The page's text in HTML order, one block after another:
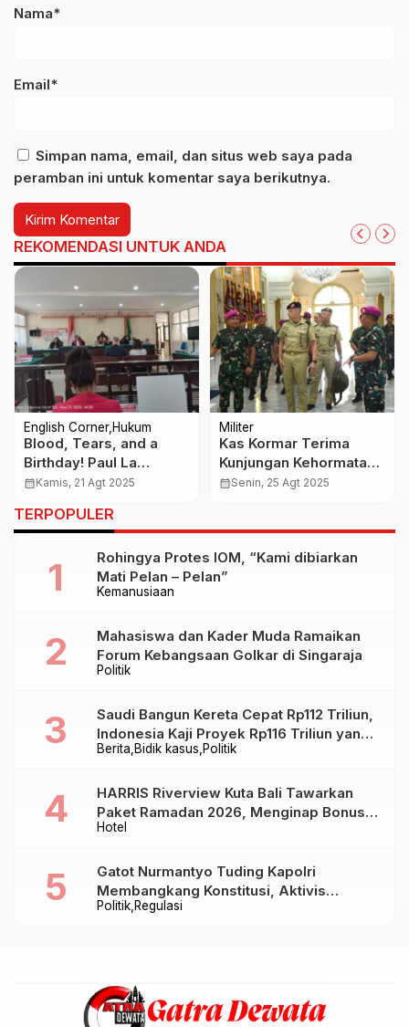
Nama*
Email*
Simpan nama, email, dan situs web saya pada
peramban ini untuk komentar saya berikutnya.
REKOMENDASI UNTUK ANDA
English Corner Hukum
Blood, Tears, and a
Birthday! Paul La
Fontaine’s Search for
Violence
calendar_monthKamis, 21 Agt 2025
Militer
Kas Kormar Terima
Kunjungan Kehormatan
Komandan Marinir
calendar_monthSenin, 25 Agt 2025
TERPOPULER
Kemanusiaan
Rohingya Protes IOM, “Kami dibiarkan
Mati Pelan – Pelan”
Politik
Mahasiswa dan Kader Muda Ramaikan
Forum Kebangsaan Golkar di Singaraja
Berita Bidik kasus Politik
Saudi Bangun Kereta Cepat Rp112 Triliun,
Indonesia Kaji Proyek Rp116 Triliun yang
Baru Sampai Bandung
Hotel
HARRIS Riverview Kuta Bali Tawarkan
Paket Ramadan 2026, Menginap Bonus
Takjil hingga Bukber Mulai Rp88.888
Politik Regulasi
Gatot Nurmantyo Tuding Kapolri
Membangkang Konstitusi, Aktivis
Tegaskan Polri Tak Punya Sejarah